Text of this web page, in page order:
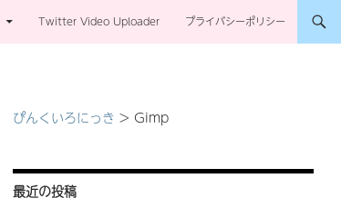
Twitter Video Uploader プライバシーポリシー
ぴんくいろにっき > Gimp
最近の投稿